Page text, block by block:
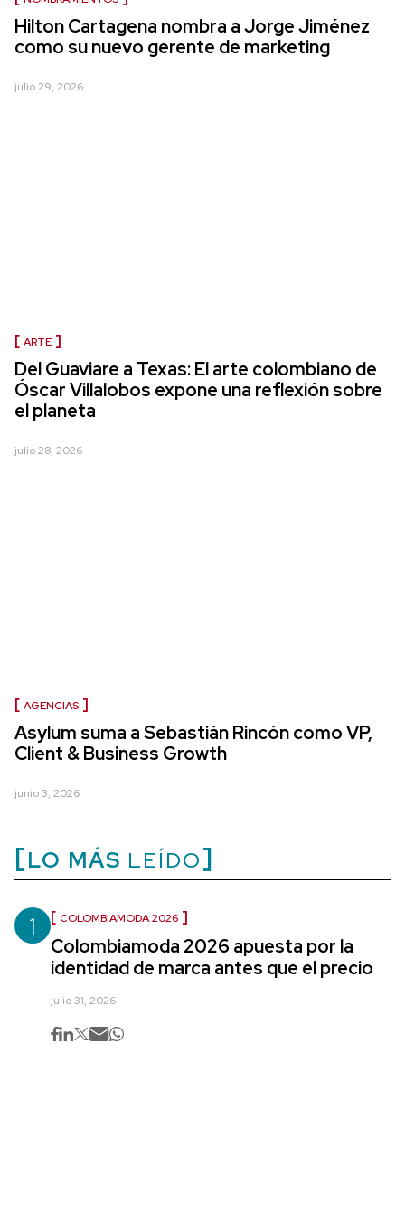
Hilton Cartagena nombra a Jorge Jiménez
como su nuevo gerente de marketing
julio 29, 2026
ARTE
Del Guaviare a Texas: El arte colombiano de
Óscar Villalobos expone una reflexión sobre
el planeta
julio 28, 2026
AGENCIAS
Asylum suma a Sebastián Rincón como VP,
Client & Business Growth
junio 3, 2026
LO MÁS LEÍDO
1 COLOMBIAMODA 2026
Colombiamoda 2026 apuesta por la
identidad de marca antes que el precio
julio 31, 2026